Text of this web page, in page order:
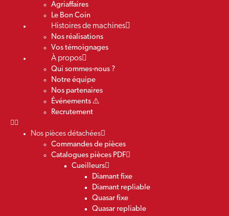
Agriaffaires
Le Bon Coin
Histoires de machines
Nos réalisations
Vos témoignages
À propos
Qui sommes-nous ?
Notre équipe
Nos partenaires
Événements ⚠️
Recrutement
Nos pièces détachées
Commandes de pièces
Catalogues pièces PDF
Cueilleurs
Diamant fixe
Diamant repliable
Quasar fixe
Quasar repliable